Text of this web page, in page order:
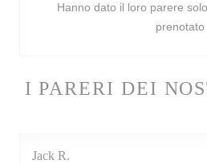
I PARERI DEI
Jack R
Hanno dato il loro parere
prenotato